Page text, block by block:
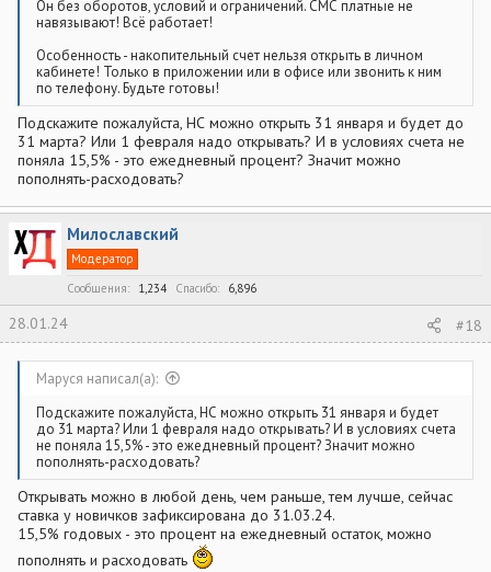
Он без оборотов, условий и ограничений. СМС платные не
навязывают! Всё работает!
Особенность - накопительный счет нельзя открыть в личном
кабинете! Только в приложении или в офисе или звонить к ним
по телефону. Будьте готовы!
Подскажите пожалуйста, НС можно открыть 31 января и будет до
31 марта? Или 1 февраля надо открывать? И в условиях счета не
поняла 15,5% - это ежедневный процент? Значит можно
пополнять-расходовать?
Милославский
Модератор
Сообщения
1,234 Спасибо 6,896
28.01.24 #18
Маруся написал(а):
Подскажите пожалуйста, НС можно открыть 31 января и будет
до 31 марта? Или 1 февраля надо открывать? И в условиях счета
не поняла 15,5% - это ежедневный процент? Значит можно
пополнять-расходовать?
Открывать можно в любой день, чем раньше, тем лучше, сейчас
ставка у новичков зафиксирована до 31.03.24.
15,5% годовых - это процент на ежедневный остаток, можно
пополнять и расходовать